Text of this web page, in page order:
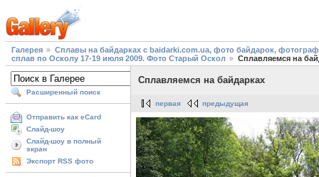
Галерея
Сплавы на байдарках с baidarki.com.ua, фото байдарок,
сплав по Осколу 17-19 июля 2009. Фото Старый Оскол
Сплавляемся на
Расширенный поиск
Отправить как eCard
Слайд-шоу
Слайд-шоу в полный
экран
Экспорт RSS фото
Сплавляемся на байдарках
первая предыдущая